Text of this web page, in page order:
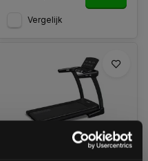
Vergelijk